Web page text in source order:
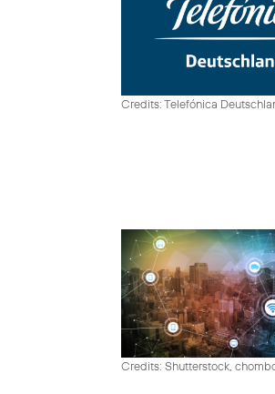
Credits: Telefónica
Credits: Shutterstock,